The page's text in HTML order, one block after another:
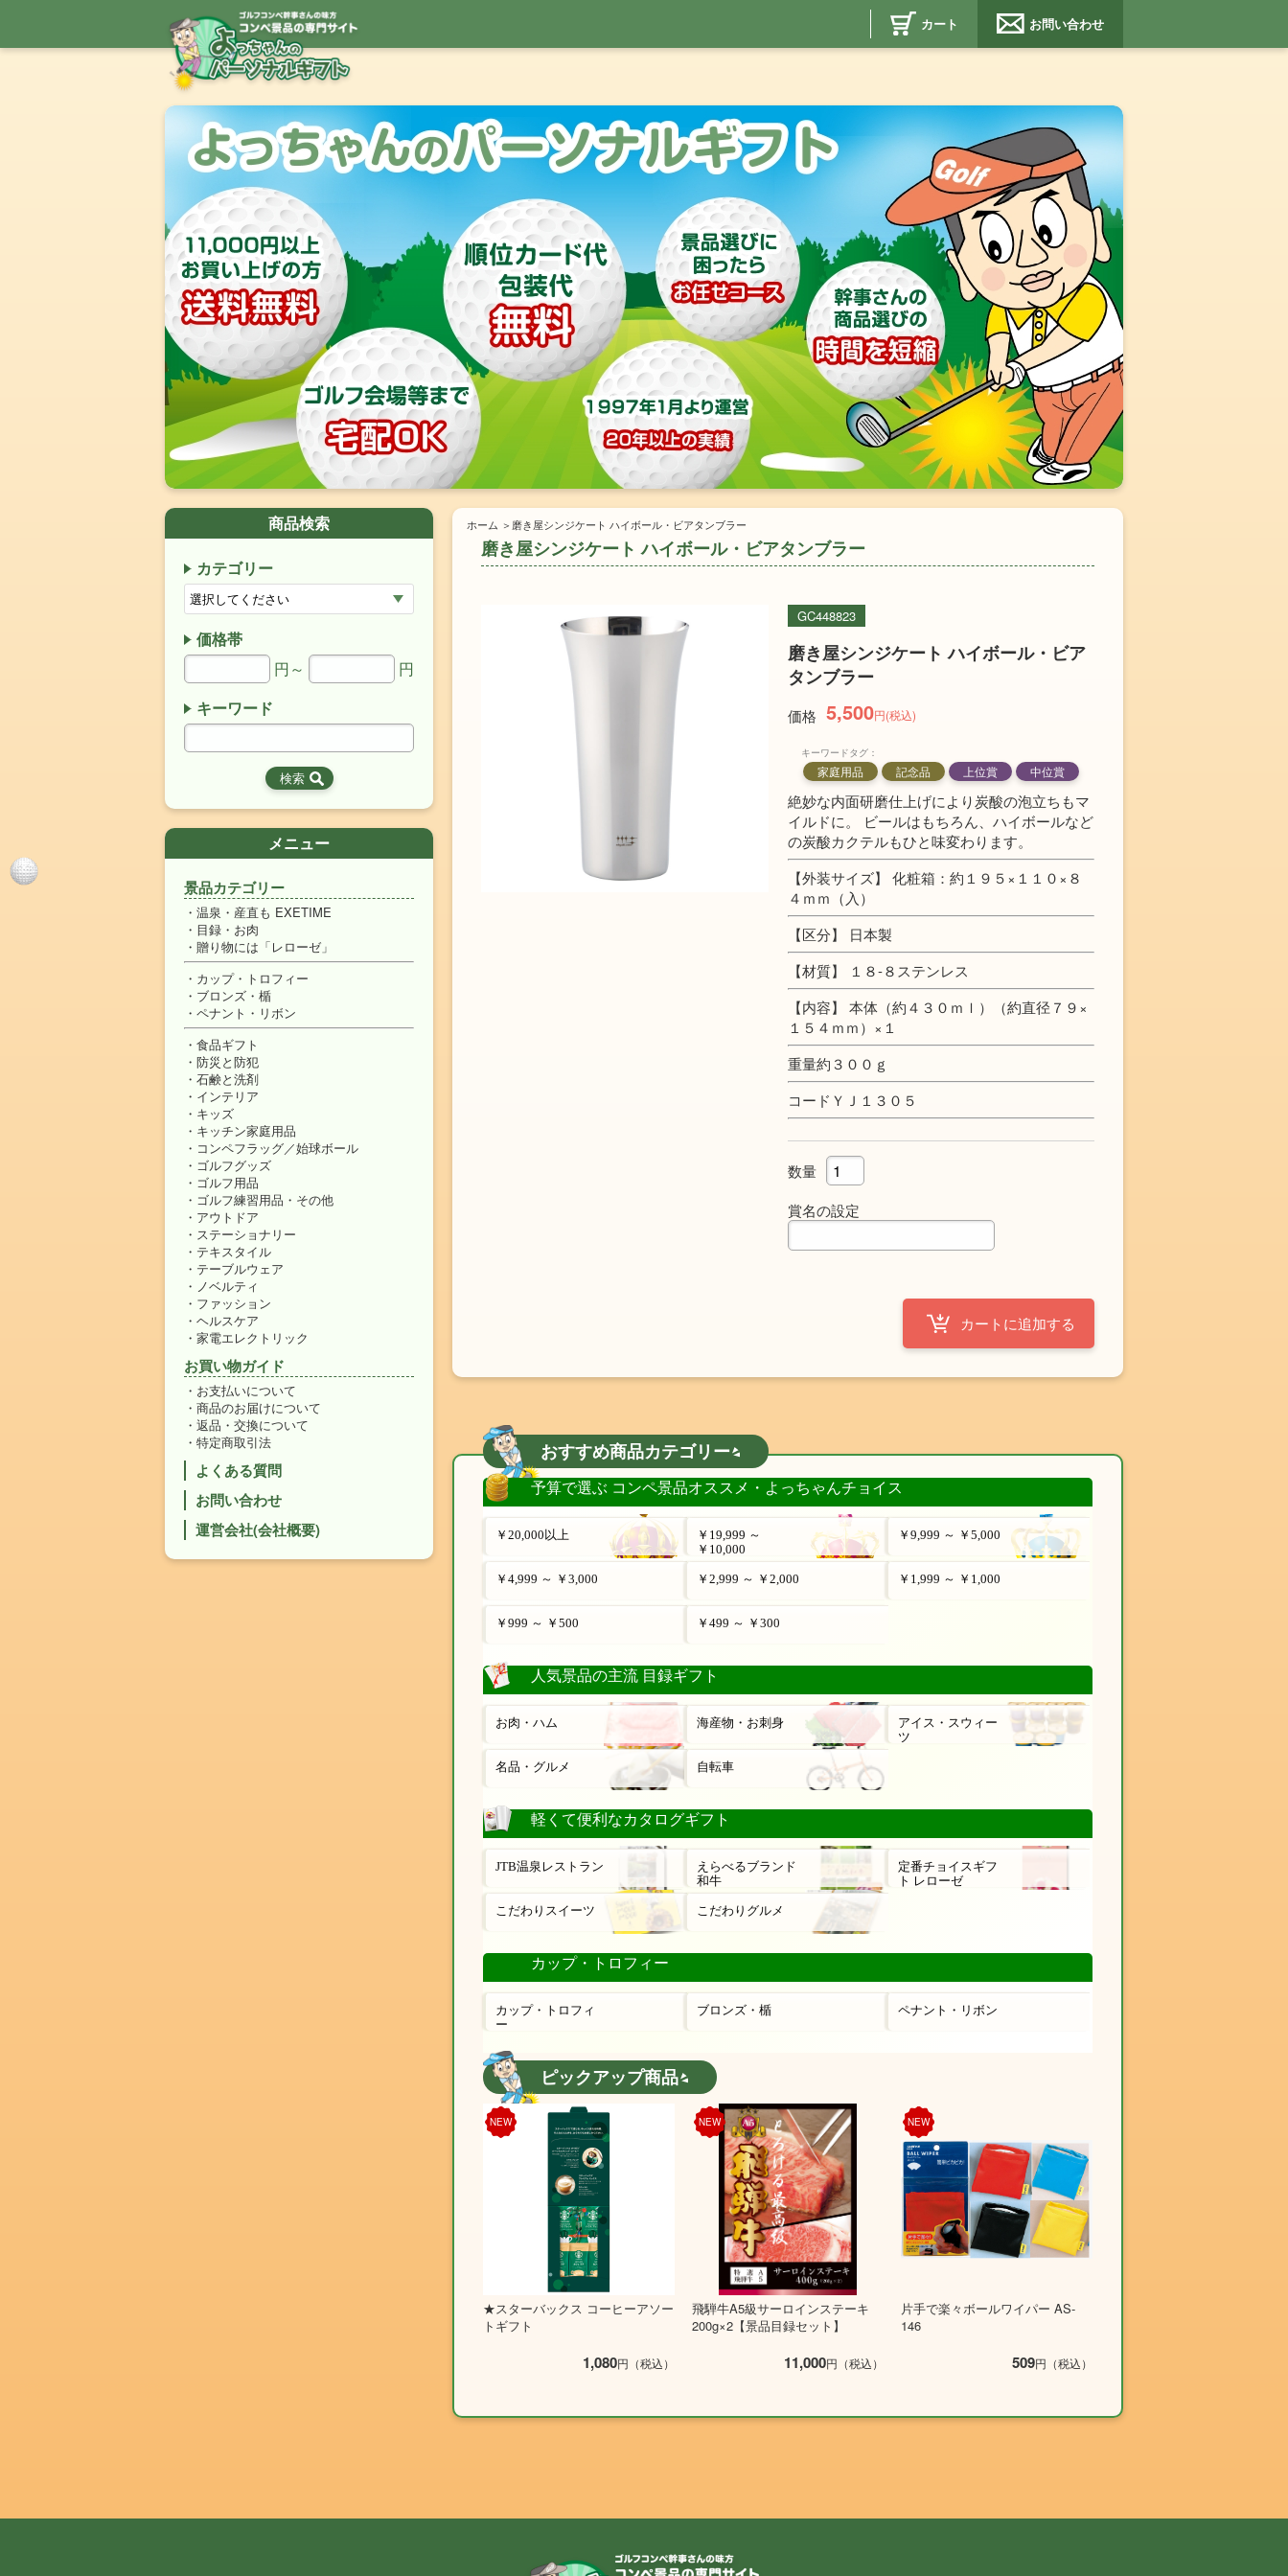
カート お問い合わせ
磨き屋シンジケート ハイボール・ビアタンブラー
ホーム 磨き屋シンジケート ハイボール・ビアタンブラー
GC448823
磨き屋シンジケート ハイボール・ビア
タンブラー
価格 5,500円(税込)
キーワードタグ：
家庭用品 記念品 上位賞 中位賞
絶妙な内面研磨仕上げにより炭酸の泡立ちもマ
イルドに。 ビールはもちろん、ハイボールなど
の炭酸カクテルもひと味変わります。
【外装サイズ】 化粧箱：約１９５×１１０×８
４ｍｍ（入）
【区分】 日本製
【材質】 １８-８ステンレス
【内容】 本体（約４３０ｍｌ）（約直径７９×
１５４ｍｍ）×１
重量約３００ｇ
コードＹＪ１３０５
数量
賞名の設定
おすすめ商品カテゴリー
予算で選ぶ コンペ景品オススメ・よっちゃんチョイス
￥20,000以上
￥19,999 ～
￥10,000
￥9,999 ～ ￥5,000
￥4,999 ～ ￥3,000 ￥2,999 ～ ￥2,000 ￥1,999 ～ ￥1,000
￥999 ～ ￥500 ￥499 ～ ￥300
人気景品の主流 目録ギフト
お肉・ハム 海産物・お刺身
アイス・スウィー
ツ
名品・グルメ 自転車
軽くて便利なカタログギフト
JTB温泉レストラン
えらべるブランド
和牛
定番チョイスギフ
ト レローゼ
こだわりスイーツ こだわりグルメ
カップ・トロフィー
カップ・トロフィ
ー
ブロンズ・楯 ペナント・リボン
ピックアップ商品
NEW
★スターバックス コーヒーアソー
トギフト
1,080円（税込）
NEW
飛騨牛A5級サーロインステーキ
200g×2【景品目録セット】
11,000円（税込）
NEW
片手で楽々ボールワイパー AS-
146
509円（税込）
商品検索
カテゴリー
価格帯
円～
円
キーワード
メニュー
景品カテゴリー
温泉・産直も EXETIME
目録・お肉
贈り物には「レローゼ」
カップ・トロフィー
ブロンズ・楯
ペナント・リボン
食品ギフト
防災と防犯
石鹸と洗剤
インテリア
キッズ
キッチン家庭用品
コンペフラッグ／始球ボール
ゴルフグッズ
ゴルフ用品
ゴルフ練習用品・その他
アウトドア
ステーショナリー
テキスタイル
テーブルウェア
ノベルティ
ファッション
ヘルスケア
家電エレクトリック
お買い物ガイド
お支払いについて
商品のお届けについて
返品・交換について
特定商取引法
よくある質問
お問い合わせ
運営会社(会社概要)